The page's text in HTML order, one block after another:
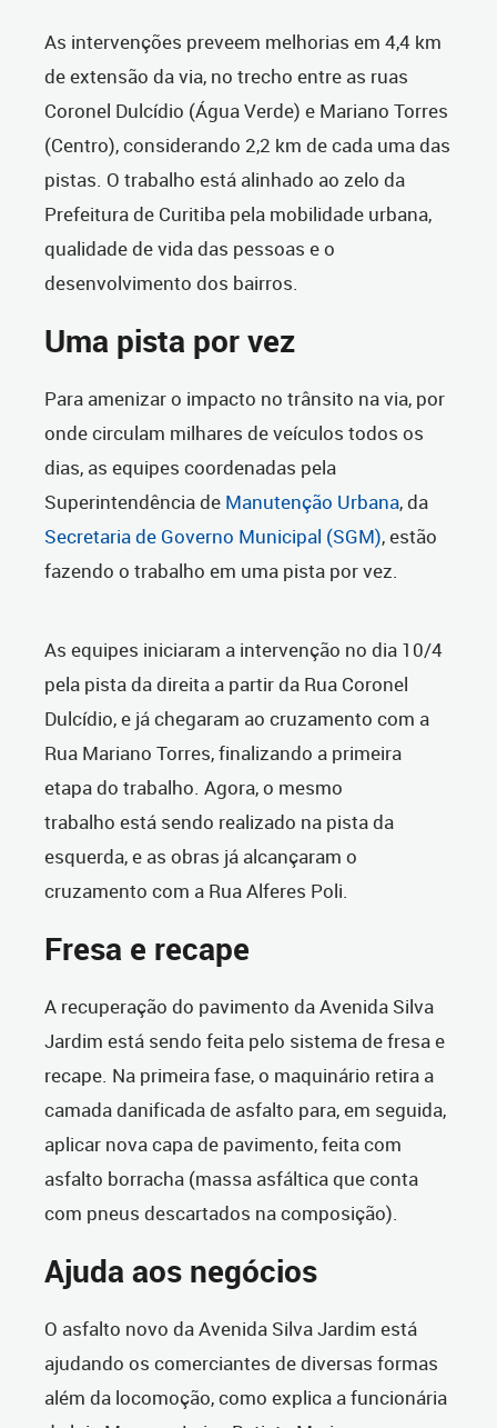
As intervenções preveem melhorias em 4,4 km
de extensão da via, no trecho entre as ruas
Coronel Dulcídio (Água Verde) e Mariano Torres
(Centro), considerando 2,2 km de cada uma das
pistas. O trabalho está alinhado ao zelo da
Prefeitura de Curitiba pela mobilidade urbana,
qualidade de vida das pessoas e o
desenvolvimento dos bairros.
Uma pista por vez
Para amenizar o impacto no trânsito na via, por
onde circulam milhares de veículos todos os
dias, as equipes coordenadas pela
Superintendência de Manutenção Urbana, da
Secretaria de Governo Municipal (SGM), estão
fazendo o trabalho em uma pista por vez.
As equipes iniciaram a intervenção no dia 10/4
pela pista da direita a partir da Rua Coronel
Dulcídio, e já chegaram ao cruzamento com a
Rua Mariano Torres, finalizando a primeira
etapa do trabalho. Agora, o mesmo
trabalho está sendo realizado na pista da
esquerda, e as obras já alcançaram o
cruzamento com a Rua Alferes Poli.
Fresa e recape
A recuperação do pavimento da Avenida Silva
Jardim está sendo feita pelo sistema de fresa e
recape. Na primeira fase, o maquinário retira a
camada danificada de asfalto para, em seguida,
aplicar nova capa de pavimento, feita com
asfalto borracha (massa asfáltica que conta
com pneus descartados na composição).
Ajuda aos negócios
O asfalto novo da Avenida Silva Jardim está
ajudando os comerciantes de diversas formas
além da locomoção, como explica a funcionária